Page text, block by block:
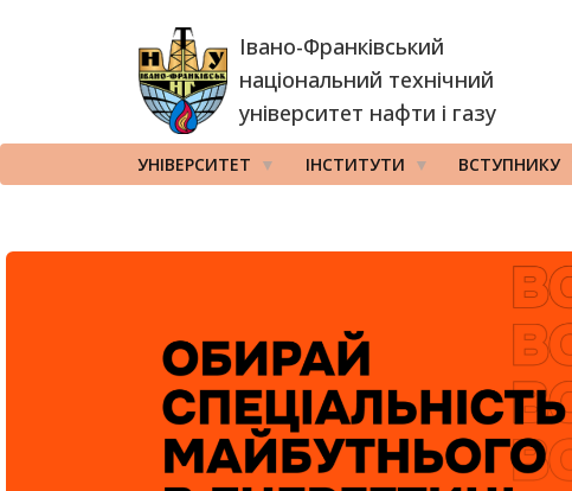
Івано-Франківський
національний технічний
університет нафти і газу
УНІВЕРСИТЕТ ІНСТИТУТИ ВСТУПНИКУ